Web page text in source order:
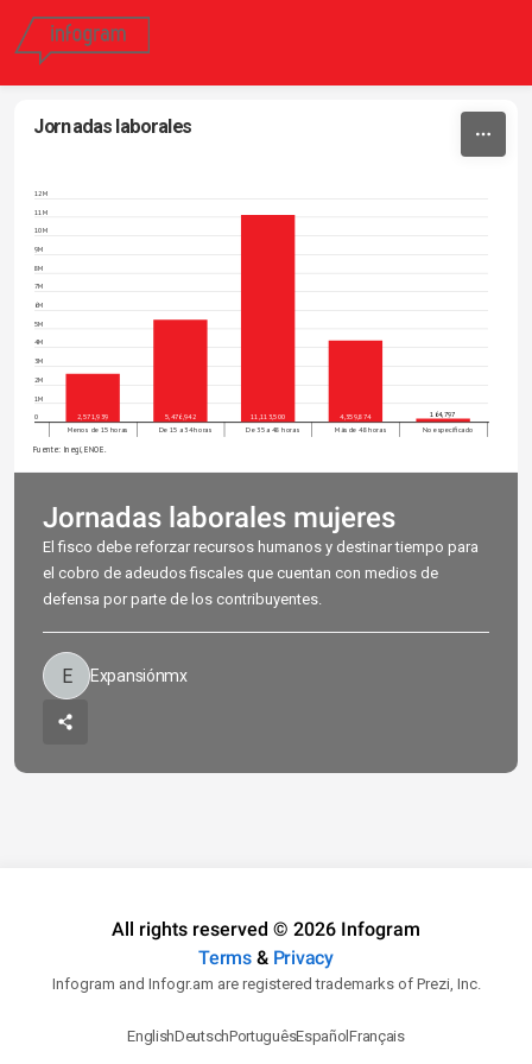
Jornadas laborales
12M
11M
10M
9M
8M
7M
6M
5M
4M
3M
2M
1M
0
Menos de 15 horas
De 15 a 34 horas De 35 a 48 horas Más de 48 horas No especificado
2,571,939 5,476,942 11,113,500 4,359,874 164,797
Fuente: Inegi, ENOE.
Jornadas laborales mujeres
El fisco debe reforzar recursos humanos y destinar tiempo para
el cobro de adeudos fiscales que cuentan con medios de
defensa por parte de los contribuyentes.
Expansiónmx
All rights reserved © 2026 Infogram
Terms& Privacy
Infogram and Infogr.am are registered trademarks of Prezi, Inc.
EnglishDeutschPortuguêsEspañolFrançais